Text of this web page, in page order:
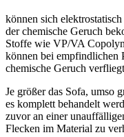
können sich
der chemische Geruch
Stoffe wie VP/VA
können bei empfindlichen
chemische Geruch
Je größer das Sofa, umso
es komplett behandelt
zuvor an einer
Flecken im Material zu